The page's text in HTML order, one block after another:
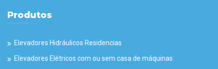
Produtos
Elevadores Hidráulicos Residencias
Elevadores Elétricos com ou sem casa de máquinas